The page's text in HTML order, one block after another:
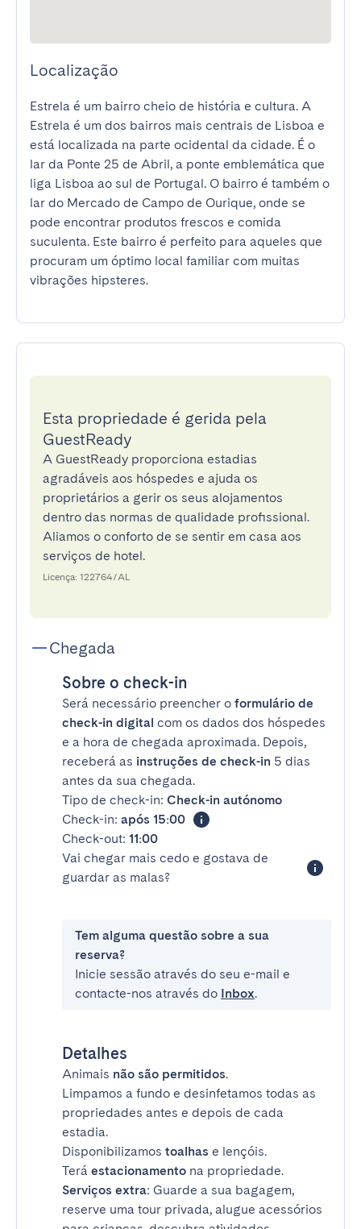
Localização
Estrela é um bairro cheio de história e cultura. A
Estrela é um dos bairros mais centrais de Lisboa e
está localizada na parte ocidental da cidade. É o
lar da Ponte 25 de Abril, a ponte emblemática que
liga Lisboa ao sul de Portugal. O bairro é também o
lar do Mercado de Campo de Ourique, onde se
pode encontrar produtos frescos e comida
suculenta. Este bairro é perfeito para aqueles que
procuram um óptimo local familiar com muitas
vibrações hipsteres.
Esta propriedade é gerida pela
GuestReady
A GuestReady proporciona estadias
agradáveis aos hóspedes e ajuda os
proprietários a gerir os seus alojamentos
dentro das normas de qualidade profissional.
Aliamos o conforto de se sentir em casa aos
serviços de hotel.
Licença: 122764/AL
Chegada
Sobre o check-in
Será necessário preencher o formulário de
check-in digital com os dados dos hóspedes
e a hora de chegada aproximada. Depois,
receberá as instruções de check-in 5 dias
antes da sua chegada.
Tipo de check-in: Check-in autónomo
Check-in: após 15:00
Check-out: 11:00
Vai chegar mais cedo e gostava de
guardar as malas?
Tem alguma questão sobre a sua
reserva?
Inicie sessão através do seu e-mail e
contacte-nos através do Inbox.
Detalhes
Animais não são permitidos.
Limpamos a fundo e desinfetamos todas as
propriedades antes e depois de cada
estadia.
Disponibilizamos toalhas e lençóis.
Terá estacionamento na propriedade.
Serviços extra: Guarde a sua bagagem,
reserve uma tour privada, alugue acessórios